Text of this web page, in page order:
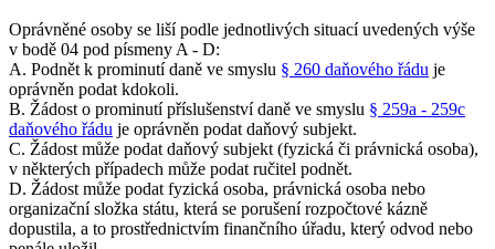
Oprávněné osoby se liší podle jednotlivých situací uvedených výše
v bodě 04 pod písmeny A - D:
A. Podnět k prominutí daně ve smyslu § 260 daňového řádu je
oprávněn podat kdokoli.
B. Žádost o prominutí příslušenství daně ve smyslu § 259a - 259c
daňového řádu je oprávněn podat daňový subjekt.
C. Žádost může podat daňový subjekt (fyzická či právnická osoba),
v některých případech může podat ručitel podnět.
D. Žádost může podat fyzická osoba, právnická osoba nebo
organizační složka státu, která se porušení rozpočtové kázně
dopustila, a to prostřednictvím finančního úřadu, který odvod nebo